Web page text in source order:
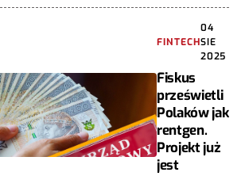
FINTECH
04
SIE
2025
Fiskus
prześwietli
Polaków jak
rentgen.
Projekt już
jest